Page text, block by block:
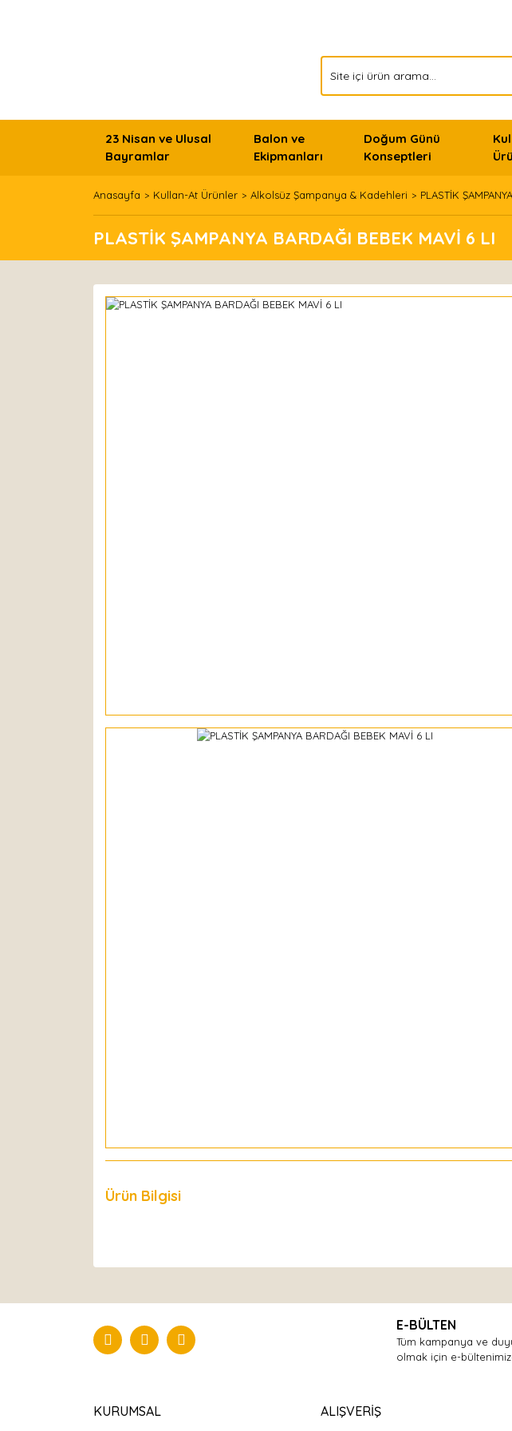
23 Nisan ve Ulusal
Bayramlar
Balon ve
Ekipmanları
Doğum Günü
Konseptleri
Anasayfa Kullan-At Ürünler Alkolsüz Şampanya & Kadehleri PLASTİK
PLASTİK ŞAMPANYA BARDAĞI BEBEK MAVİ 6 LI
Ürün Bilgisi
E-BÜLTEN
Tüm kampanya ve
olmak için e-
KURUMSAL ALIŞVERİŞ